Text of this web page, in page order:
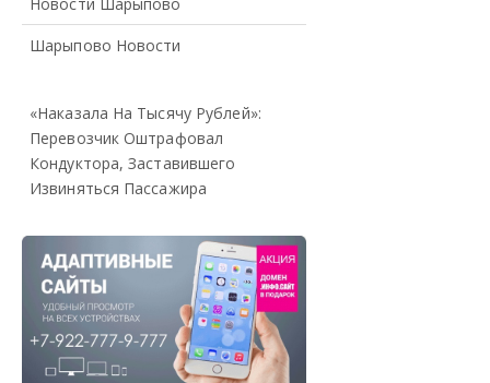
Шарыпово Новости
«Наказала На Тысячу Рублей»:
Перевозчик Оштрафовал
Кондуктора, Заставившего
Извиняться Пассажира